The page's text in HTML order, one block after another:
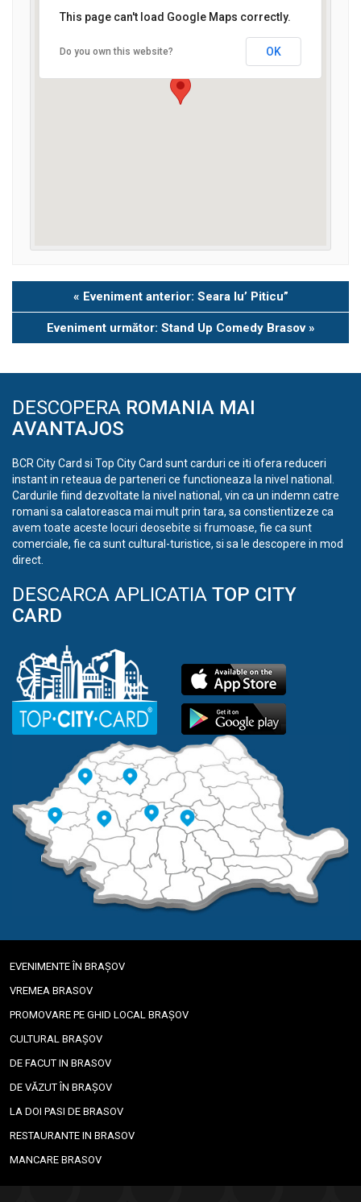
This page can't load Google Maps correctly.
Do you own this website? OK
Eveniment
Navigation
« Eveniment anterior: Seara lu’ Piticu”
Eveniment următor: Stand Up Comedy Brasov»
DESCOPERA ROMANIA MAI
AVANTAJOS
BCR City Card si Top City Card sunt carduri ce iti ofera reduceri
instant in reteaua de parteneri ce functioneaza la nivel national.
Cardurile fiind dezvoltate la nivel national, vin ca un indemn catre
romani sa calatoreasca mai mult prin tara, sa constientizeze ca
avem toate aceste locuri deosebite si frumoase, fie ca sunt
comerciale, fie ca sunt cultural-turistice, si sa le descopere in mod
direct.
DESCARCA APLICATIA TOP CITY
CARD
EVENIMENTE ÎN BRAȘOV
VREMEA BRASOV
PROMOVARE PE GHID LOCAL BRAȘOV
CULTURAL BRAȘOV
DE FACUT IN BRASOV
DE VĂZUT ÎN BRAȘOV
LA DOI PASI DE BRASOV
RESTAURANTE IN BRASOV
MANCARE BRASOV